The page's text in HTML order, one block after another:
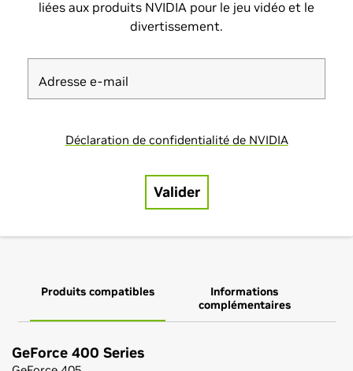
Produits compatibles
Informations
complémentaires
GeForce 400 Series